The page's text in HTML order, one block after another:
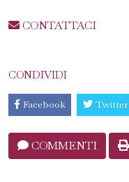
CONTATTACI
CONDIVIDI
Facebook Twitter
COMMENTI